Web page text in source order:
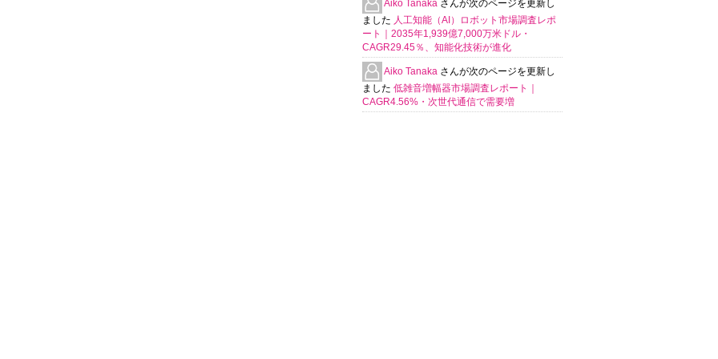
Aiko Tanaka さんが次のページを更新し
ました 人工知能（AI）ロボット市場調査レポ
ート｜2035年1,939億7,000万米ドル・
CAGR29.45％、知能化技術が進化
Aiko Tanaka さんが次のページを更新し
ました 低雑音増幅器市場調査レポート｜
CAGR4.56%・次世代通信で需要増